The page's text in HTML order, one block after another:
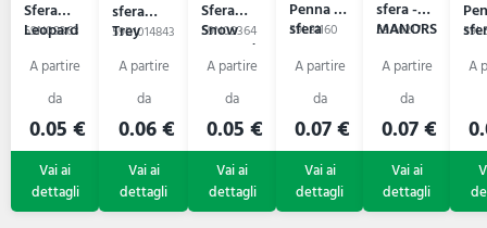
Sfera
Leopard
59N09363
0.05 €
sfera
Trey
59B1014843
0.06 €
Sfera
Snow
Leopard
59N09364
0.05 €
Penna a
sfera
59L81160
0.07 €
sfera -
MANORS
59A6217
0.07 €